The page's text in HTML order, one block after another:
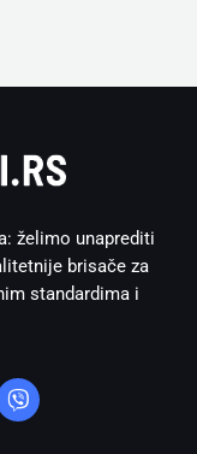
želimo unaprediti
brisače za
standardima i
i
b
e